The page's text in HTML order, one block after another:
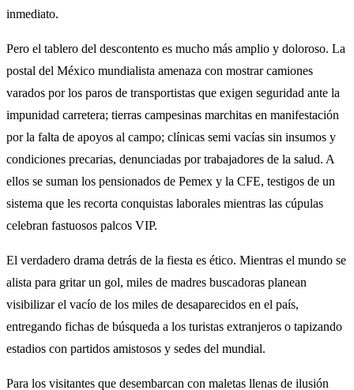
inmediato.
Pero el tablero del descontento es mucho más amplio y doloroso. La
postal del México mundialista amenaza con mostrar camiones
varados por los paros de transportistas que exigen seguridad ante la
impunidad carretera; tierras campesinas marchitas en manifestación
por la falta de apoyos al campo; clínicas semi vacías sin insumos y
condiciones precarias, denunciadas por trabajadores de la salud. A
ellos se suman los pensionados de Pemex y la CFE, testigos de un
sistema que les recorta conquistas laborales mientras las cúpulas
celebran fastuosos palcos VIP.
El verdadero drama detrás de la fiesta es ético. Mientras el mundo se
alista para gritar un gol, miles de madres buscadoras planean
visibilizar el vacío de los miles de desaparecidos en el país,
entregando fichas de búsqueda a los turistas extranjeros o tapizando
estadios con partidos amistosos y sedes del mundial.
Para los visitantes que desembarcan con maletas llenas de ilusión